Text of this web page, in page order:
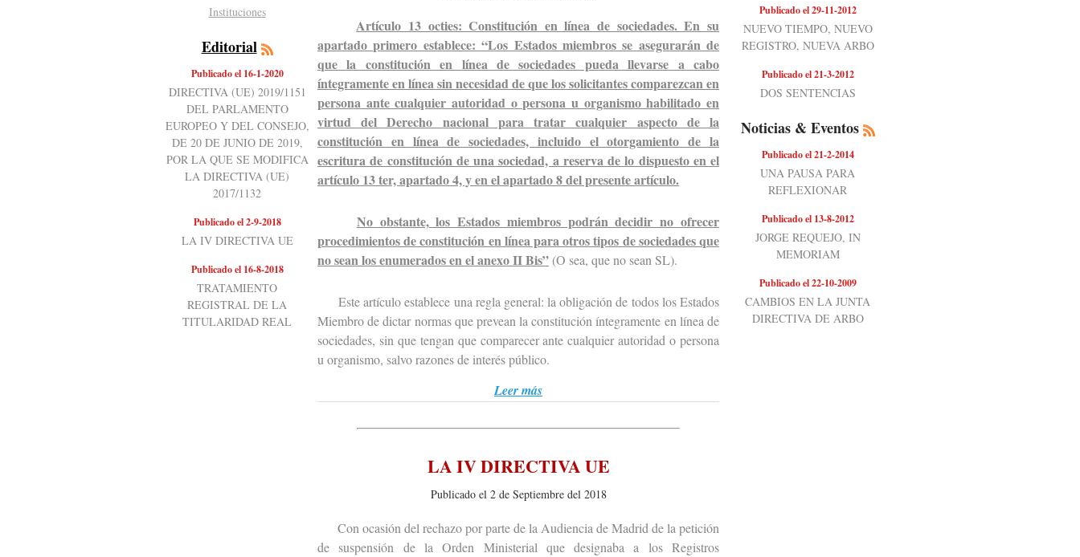
Instituciones
Editorial
Publicado el 16-1-2020
DIRECTIVA (UE) 2019/1151
DEL PARLAMENTO
EUROPEO Y DEL CONSEJO,
DE 20 DE JUNIO DE 2019,
POR LA QUE SE MODIFICA
LA DIRECTIVA (UE)
2017/1132
Publicado el 2-9-2018
LA IV DIRECTIVA UE
Publicado el 16-8-2018
TRATAMIENTO
REGISTRAL DE LA
TITULARIDAD REAL
Artículo 13 octies: Constitución en línea de sociedades. En su
apartado primero establece: “Los Estados miembros se asegurarán de
que la constitución en línea de sociedades pueda llevarse a cabo
íntegramente en línea sin necesidad de que los solicitantes comparezcan en
persona ante cualquier autoridad o persona u organismo habilitado en
virtud del Derecho nacional para tratar cualquier aspecto de la
constitución en línea de sociedades, incluido el otorgamiento de la
escritura de constitución de una sociedad, a reserva de lo dispuesto en el
artículo 13 ter, apartado 4, y en el apartado 8 del presente artículo.
No obstante, los Estados miembros podrán decidir no ofrecer
procedimientos de constitución en línea para otros tipos de sociedades que
no sean los enumerados en el anexo II Bis” (O sea, que no sean SL).
Este artículo establece una regla general: la obligación de todos los Estados
Miembro de dictar normas que prevean la constitución íntegramente en línea de
sociedades, sin que tengan que comparecer ante cualquier autoridad o persona
u organismo, salvo razones de interés público.
Leer más
LA IV DIRECTIVA UE
Publicado el 2 de Septiembre del 2018
Con ocasión del rechazo por parte de la Audiencia de Madrid de la petición
de suspensión de la Orden Ministerial que designaba a los Registros
Publicado el 29-11-2012
NUEVO TIEMPO, NUEVO
REGISTRO, NUEVA ARBO
Publicado el 21-3-2012
DOS SENTENCIAS
Noticias & Eventos
Publicado el 21-2-2014
UNA PAUSA PARA
REFLEXIONAR
Publicado el 13-8-2012
JORGE REQUEJO, IN
MEMORIAM
Publicado el 22-10-2009
CAMBIOS EN LA JUNTA
DIRECTIVA DE ARBO